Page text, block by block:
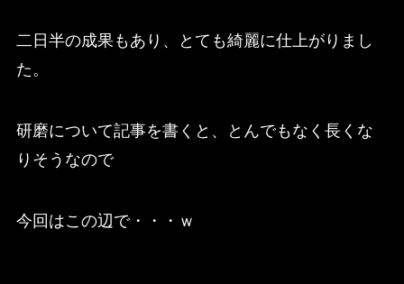
二日半の成果もあり、とても綺麗に仕上がりまし
た。
研磨について記事を書くと、とんでもなく長くな
りそうなので
今回はこの辺で・・・ｗ